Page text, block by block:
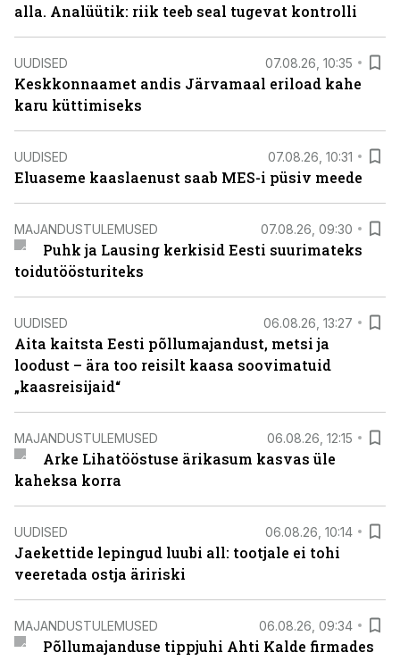
alla. Analüütik: riik teeb seal tugevat kontrolli
UUDISED 07.08.26, 10:35
Keskkonnaamet andis Järvamaal eriload kahe
karu küttimiseks
UUDISED 07.08.26, 10:31
Eluaseme kaaslaenust saab MES-i püsiv meede
MAJANDUSTULEMUSED 07.08.26, 09:30
Puhk ja Lausing kerkisid Eesti suurimateks
toidutöösturiteks
UUDISED 06.08.26, 13:27
Aita kaitsta Eesti põllumajandust, metsi ja
loodust – ära too reisilt kaasa soovimatuid
„kaasreisijaid“
MAJANDUSTULEMUSED 06.08.26, 12:15
Arke Lihatööstuse ärikasum kasvas üle
kaheksa korra
UUDISED 06.08.26, 10:14
Jaekettide lepingud luubi all: tootjale ei tohi
veeretada ostja äririski
MAJANDUSTULEMUSED 06.08.26, 09:34
Põllumajanduse tippjuhi Ahti Kalde firmades